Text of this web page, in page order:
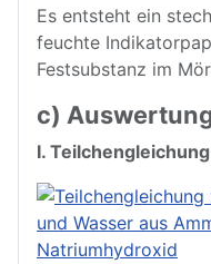
Es entsteht ein
feuchte
Festsubstanz im
c)
I. Teilchengleichung